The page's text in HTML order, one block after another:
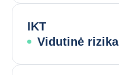
IKT
Vidutinė rizika